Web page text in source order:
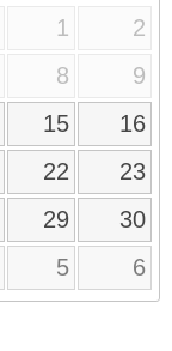
1
2
8
9
15
16
22
23
29
30
5 6